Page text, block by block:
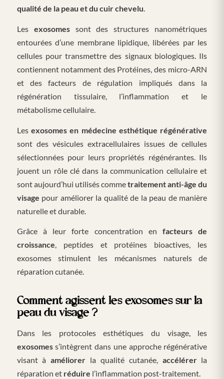
qualité de la peau et du cuir chevelu.
Les exosomessont des structures nanométriques
entourées d’une membrane lipidique, libérées par les
cellules pour transmettre des signaux biologiques. Ils
contiennent notamment des Protéines, des micro-ARN
et des facteurs de régulation impliqués dans la
régénération tissulaire, l’inflammation et le
métabolisme cellulaire.
Les exosomes en médecine esthétique régénérative
sont des vésicules extracellulaires issues de cellules
sélectionnées pour leurs propriétés régénérantes. Ils
jouent un rôle clé dans la communication cellulaire et
sont aujourd’hui utilisés commetraitement anti-âge du
visage pour améliorer la qualité de la peau de manière
naturelle et durable.
Grâce à leur forte concentration enfacteurs de
croissance, peptides et protéines bioactives, les
exosomes stimulent les mécanismes naturels de
réparation cutanée.
Comment agissent les exosomes sur la
peau du visage ?
Dans les protocoles esthétiques du visage, les
exosomess’intègrent dans une approche régénérative
visant àaméliorer la qualité cutanée, accélérerla
réparation et réduire l’inflammation post-traitement.